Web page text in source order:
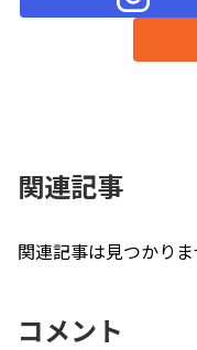
関連記事
関連記事は見つかりま
コメント